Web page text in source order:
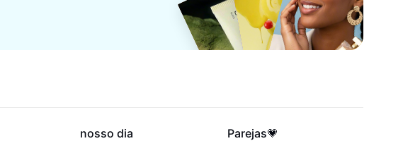
117,5 mil
nosso dia 86,7 mil
Parejas💗